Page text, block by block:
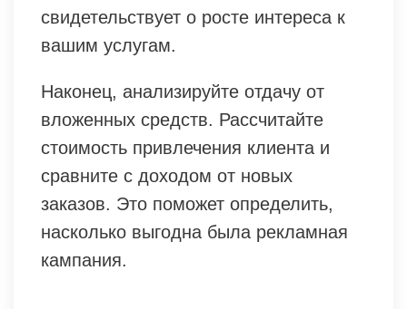
свидетельствует о росте интереса к
вашим услугам.
Наконец, анализируйте отдачу от
вложенных средств. Рассчитайте
стоимость привлечения клиента и
сравните с доходом от новых
заказов. Это поможет определить,
насколько выгодна была рекламная
кампания.